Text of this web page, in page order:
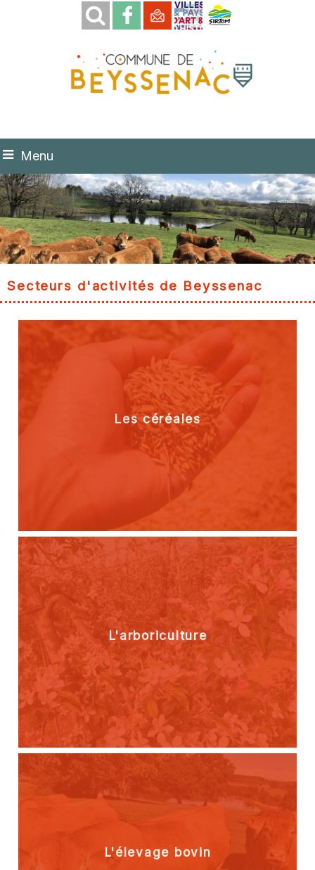
Menu
Secteurs d'activités de Beyssenac
Les céréales
L'arboriculture
L'élevage bovin